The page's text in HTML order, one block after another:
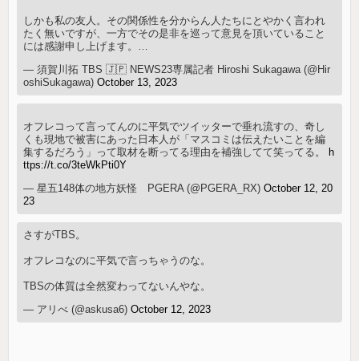
しかも私の友人。その関係性を分からん人たちにとやかく言われ
たく無いですが、一方でその是非を巡って意見を頂いていること
には感謝申し上げます。…
— 須賀川拓 TBS 🇯🇵 NEWS23専属記者 Hiroshi Sukagawa (@Hir
oshiSukagawa)October 13, 2023
オフレコって言ってんのに平気でツイッターで垂れ流すの、奇し
くも現地で被害にあった日本人が「マスコミは伝えたいことを編
集するだろう」って取材を断ってる理由を補強してて笑ってる。 h
ttps://t.co/3teWkPti0Y
— 星五148体の地方妖怪 PGERA (@PGERA_RX)October 12, 20
23
さすがTBS。
オフレコなのに平気で言っちゃうのな。
TBSの体質は全然変わってないんやな。
— アリべ (@askusa6)October 12, 2023